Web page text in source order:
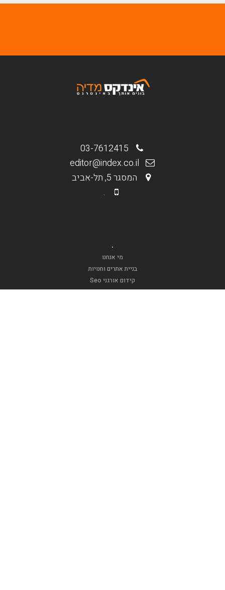
המסגר 5, תל-אביב
.
.
מי אנחנו
בניית אתרים וחנויות
קידום אורגני Seo
קידום ממומן PPC